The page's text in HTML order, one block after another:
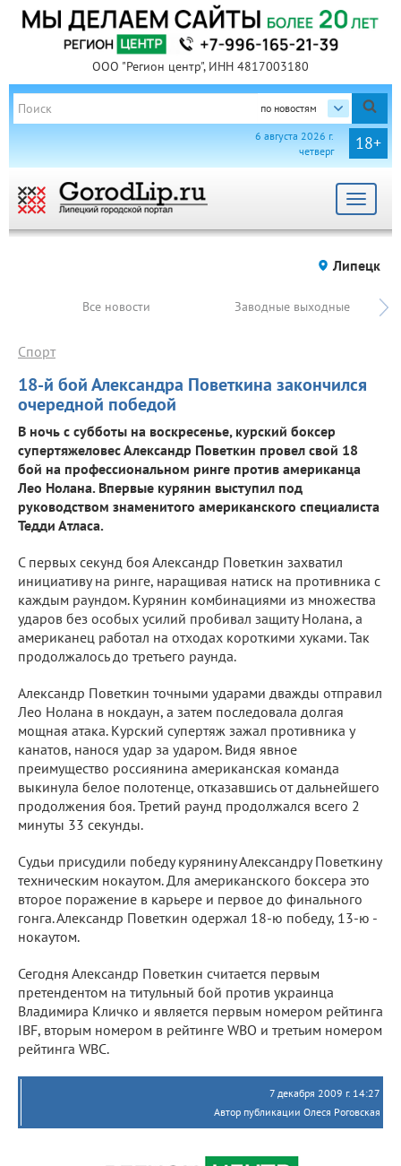
ООО "Регион центр", ИНН 4817003180
по новостям
18+
6 августа 2026 г.
четверг
Toggle
Липецк
Все новости Заводные выходные
18-й бой Александра Поветкина закончился
очередной победой
Спорт
В ночь с субботы на воскресенье, курский боксер
супертяжеловес Александр Поветкин провел свой 18
бой на профессиональном ринге против американца
Лео Нолана. Впервые курянин выступил под
руководством знаменитого американского специалиста
Тедди Атласа.
С первых секунд боя Александр Поветкин захватил
инициативу на ринге, наращивая натиск на противника с
каждым раундом. Курянин комбинациями из множества
ударов без особых усилий пробивал защиту Нолана, а
американец работал на отходах короткими хуками. Так
продолжалось до третьего раунда.
Александр Поветкин точными ударами дважды отправил
Лео Нолана в нокдаун, а затем последовала долгая
мощная атака. Курский супертяж зажал противника у
канатов, нанося удар за ударом. Видя явное
преимущество россиянина американская команда
выкинула белое полотенце, отказавшись от дальнейшего
продолжения боя. Третий раунд продолжался всего 2
минуты 33 секунды.
Судьи присудили победу курянину Александру Поветкину
техническим нокаутом. Для американского боксера это
второе поражение в карьере и первое до финального
гонга. Александр Поветкин одержал 18-ю победу, 13-ю -
нокаутом.
Сегодня Александр Поветкин считается первым
претендентом на титульный бой против украинца
Владимира Кличко и является первым номером рейтинга
IBF, вторым номером в рейтинге WBO и третьим номером
рейтинга WBC.
7 декабря 2009 г. 14:27
Автор публикации Олеся Роговская